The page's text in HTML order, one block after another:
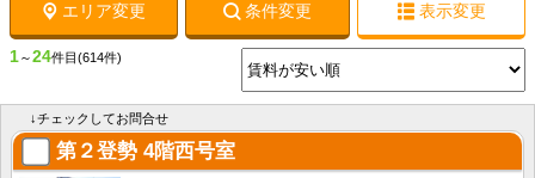
エリア変更 条件変更 表示変更
1～24件目 (614件)
↓チェックしてお問合せ
第２登勢 4階西号室